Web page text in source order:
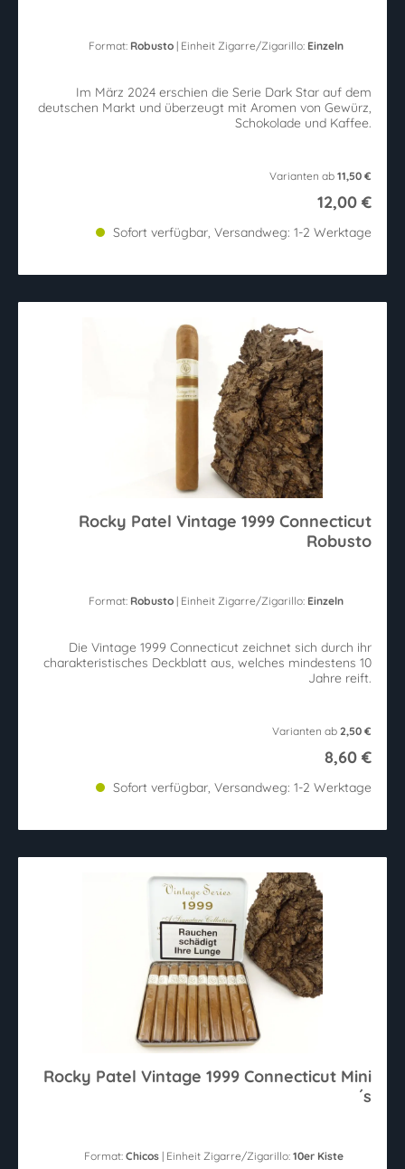
Format: Robusto | Einheit Zigarre/Zigarillo: Einzeln
Im März 2024 erschien die Serie Dark Star auf dem
deutschen Markt und überzeugt mit Aromen von Gewürz,
Schokolade und Kaffee.
Varianten ab 11,50 €
12,00 €
Sofort verfügbar, Versandweg: 1-2 Werktage
Rocky Patel Vintage 1999 Connecticut
Robusto
Format: Robusto | Einheit Zigarre/Zigarillo: Einzeln
Die Vintage 1999 Connecticut zeichnet sich durch ihr
charakteristisches Deckblatt aus, welches mindestens 10
Jahre reift.
Varianten ab 2,50 €
8,60 €
Sofort verfügbar, Versandweg: 1-2 Werktage
Rocky Patel Vintage 1999 Connecticut Mini
´s
Format:Chicos | Einheit Zigarre/Zigarillo:10er Kiste